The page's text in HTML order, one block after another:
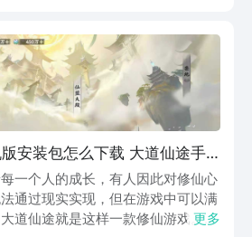
安装包怎么下载 大道仙途手
引
一个人的成长，有人因此对修仙心
通过现实实现，但在游戏中可以满
道仙途就是这样一款修仙游戏。很
更多